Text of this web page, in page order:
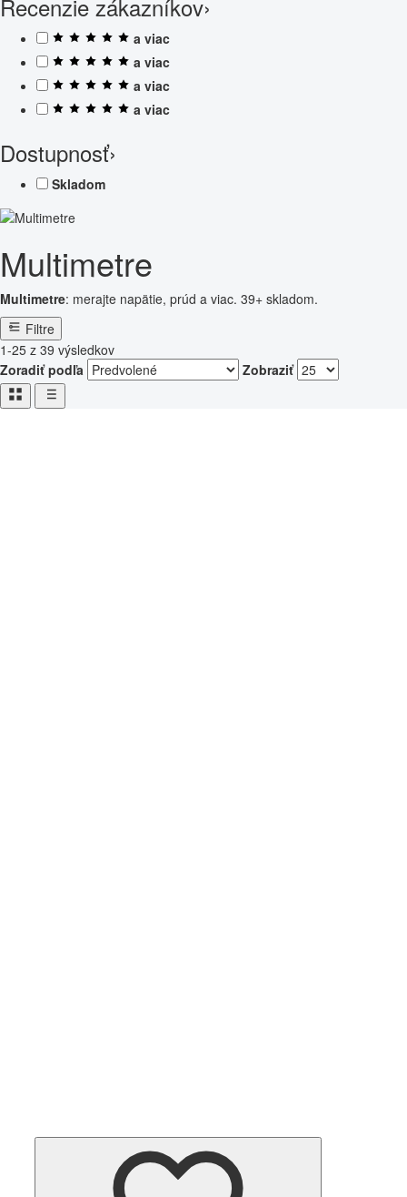
Recenzie zákazníkov›
a viac
a viac
a viac
a viac
Dostupnosť›
Skladom
Multimetre
Multimetre: merajte napätie, prúd a viac. 39+ skladom.
Filtre
1-25 z 39 výsledkov
Zoradiť podľa
Zobraziť